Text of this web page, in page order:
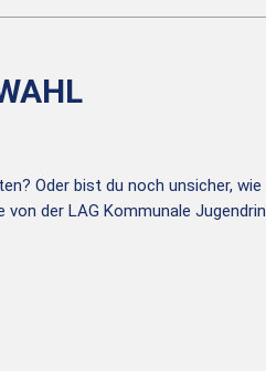
Oder bist du noch unsicher, wie
der LAG Kommunale